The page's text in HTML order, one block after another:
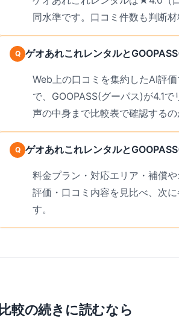
同水準です。口コミ件数も判断
ゲオあれこれレンタルと
Web上の口コミを集約したAI評
で、GOOPASS(グーパス)が4.1
声の中身まで比較表で確認するの
ゲオあれこれレンタルと
料金プラン・対応エリア・補償
評価・口コミ内容を見比べ、次
す。
比較の続きに読むなら